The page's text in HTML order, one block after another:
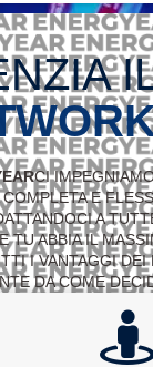
CI
E
A
TU ABBIA IL
I VANTAGGI DEI
DA COME